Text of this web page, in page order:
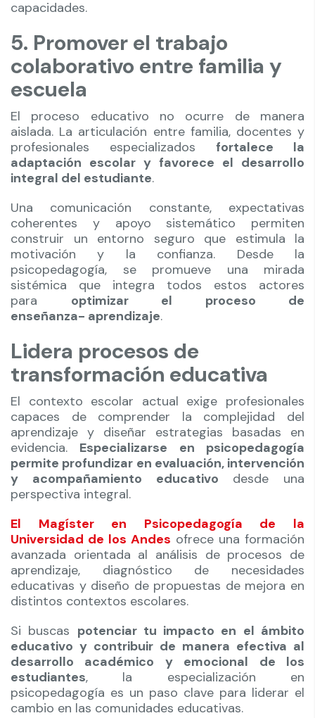
capacidades.
5. Promover el trabajo
colaborativo entre familia y
escuela
El proceso educativo no ocurre de manera
aislada. La articulación entre familia, docentes y
profesionales especializados fortalece la
adaptación escolar y favorece el desarrollo
integral del estudiante.
Una comunicación constante, expectativas
coherentes y apoyo sistemático permiten
construir un entorno seguro que estimula la
motivación y la confianza. Desde la
psicopedagogía, se promueve una mirada
sistémica que integra todos estos actores
para optimizar el proceso de
enseñanza- aprendizaje.
Lidera procesos de
transformación educativa
El contexto escolar actual exige profesionales
capaces de comprender la complejidad del
aprendizaje y diseñar estrategias basadas en
evidencia. Especializarse en psicopedagogía
permite profundizar en evaluación, intervención
y acompañamiento educativo desde una
perspectiva integral.
El Magíster en Psicopedagogía de la
Universidad de los Andes ofrece una formación
avanzada orientada al análisis de procesos de
aprendizaje, diagnóstico de necesidades
educativas y diseño de propuestas de mejora en
distintos contextos escolares.
Si buscas potenciar tu impacto en el ámbito
educativo y contribuir de manera efectiva al
desarrollo académico y emocional de los
estudiantes, la especialización en
psicopedagogía es un paso clave para liderar el
cambio en las comunidades educativas.